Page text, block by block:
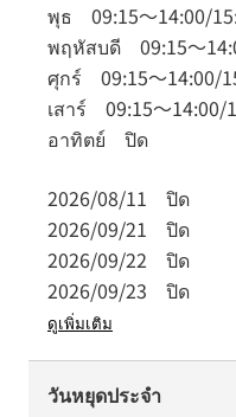
พุธ 09:15～14:00/
พฤหัสบดี 09:15～
ศุกร์ 09:15～14:00/
เสาร์ 09:15～14:00/
อาทิตย์ ปิด
2026/08/11 ปิด
2026/09/21 ปิด
2026/09/22 ปิด
2026/09/23 ปิด
ดูเพิ่มเติม
วันหยุดประจำ